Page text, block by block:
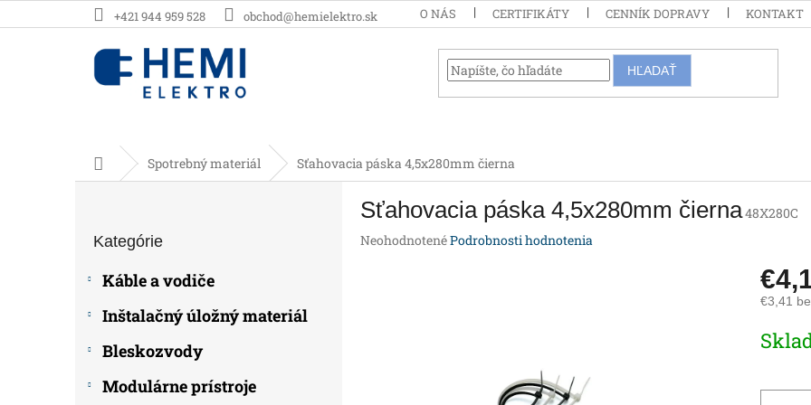
na
+421 944 959 528 obchod@hemielektro.sk O NÁS CERTIFIKÁTY CENNÍK DOPRAVY KONTAKT
HĽADAŤ
DomovSpotrebný materiál Sťahovacia páska 4,5x280mm čierna
kategórie
Kategórie
Káble a vodiče
Inštalačný úložný materiál
Bleskozvody
Modulárne prístroje
Sťahovacia páska 4,5x280mm čierna48X280C
Priemerné
NeohodnotenéPodrobnosti hodnotenia
€3,41
cena: